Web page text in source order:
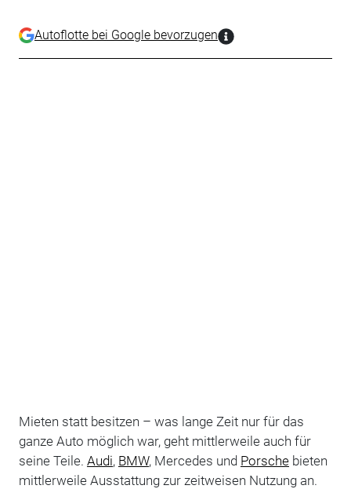
Autoflotte bei Google bevorzugen
Mieten statt besitzen – was lange Zeit nur für das
ganze Auto möglich war, geht mittlerweile auch für
seine Teile. Audi, BMW, Mercedes und Porschebieten
mittlerweile Ausstattung zur zeitweisen Nutzung an.